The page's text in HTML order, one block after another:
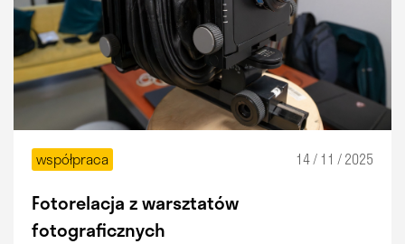
współpraca 14 / 11 / 2025
Fotorelacja z warsztatów
fotograficznych